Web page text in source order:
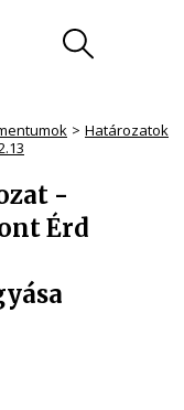
Határozatok
-
Érd